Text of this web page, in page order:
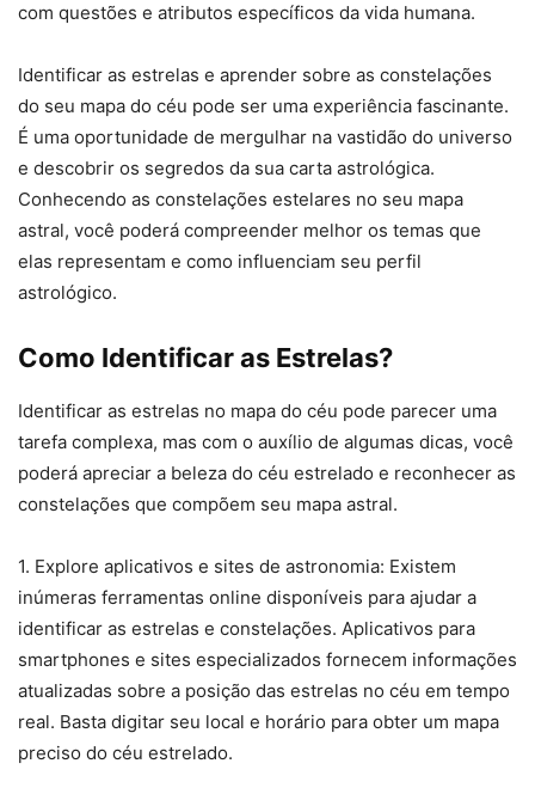
com questões e atributos específicos da vida humana.
Identificar as estrelas e aprender sobre as constelações
do seu mapa do céu pode ser uma experiência fascinante.
É uma oportunidade de mergulhar na vastidão do universo
e descobrir os segredos da sua carta astrológica.
Conhecendo as constelações estelares no seu mapa
astral, você poderá compreender melhor os temas que
elas representam e como influenciam seu perfil
astrológico.
Como Identificar as Estrelas?
Identificar as estrelas no mapa do céu pode parecer uma
tarefa complexa, mas com o auxílio de algumas dicas, você
poderá apreciar a beleza do céu estrelado e reconhecer as
constelações que compõem seu mapa astral.
1. Explore aplicativos e sites de astronomia: Existem
inúmeras ferramentas online disponíveis para ajudar a
identificar as estrelas e constelações. Aplicativos para
smartphones e sites especializados fornecem informações
atualizadas sobre a posição das estrelas no céu em tempo
real. Basta digitar seu local e horário para obter um mapa
preciso do céu estrelado.